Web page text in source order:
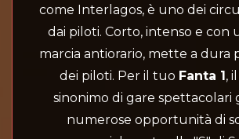
come Interlagos, è uno dei
dai piloti. Corto, intenso e con
marcia antiorario, mette a dura
dei piloti. Per il tuo Fanta 1 ,
sinonimo di gare spettacolari
numerose opportunità di